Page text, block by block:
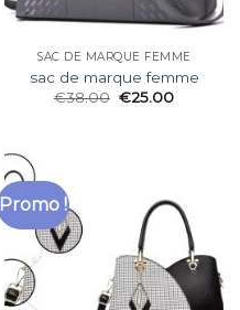
SAC DE MARQUE FEMME
sac de marque femme
€38.00 €25.00
Promo !